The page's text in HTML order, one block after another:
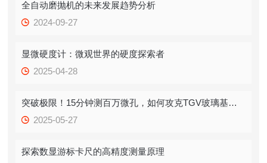
全自动磨抛机的未来发展趋势分析
2024-09-27
显微硬度计：微观世界的硬度探索者
2025-04-28
突破极限！15分钟测百万微孔，如何攻克TGV玻璃基板“卡脖子”难题？
2025-05-27
探索数显游标卡尺的高精度测量原理